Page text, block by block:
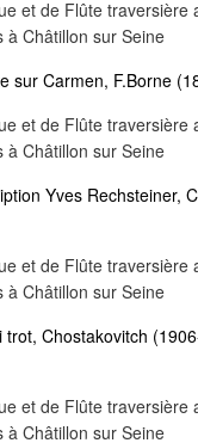
sur Carmen, F.Borne
Yves Rechsteiner,
Chostakovitch